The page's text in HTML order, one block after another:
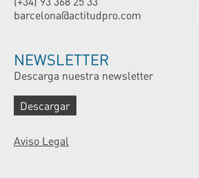
barcelona@actitudpro.com
NEWSLETTER
Descarga nuestra newsletter
Descargar
Aviso Legal